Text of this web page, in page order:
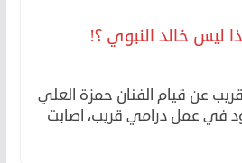
ليس خالد النبوي ؟!
عن قيام الفنان حمزة العلي
في عمل درامي قريب، اصابت